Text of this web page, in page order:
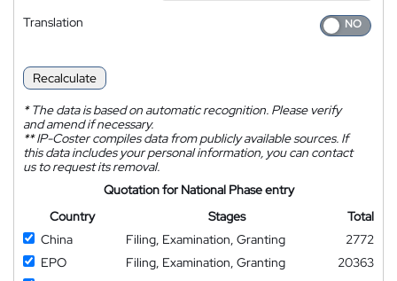
Translation
Recalculate
*The data is based on automatic recognition. Please verify
and amend if necessary.
**IP-Coster compiles data from publicly available sources. If
this data includes your personal information, you can contact
us to request its removal.
Quotation for National Phase entry
Country
Stages
Total
China
Filing, Examination, Granting
2772
EPO
Filing, Examination, Granting
20363